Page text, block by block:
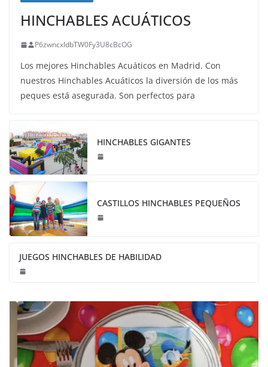
HINCHABLES ACUÁTICOS
P6zwncxIdbTW0Fy3U8cBcOG
Los mejores Hinchables Acuáticos en Madrid. Con
nuestros Hinchables Acuáticos la diversión de los más
peques está asegurada. Son perfectos para
HINCHABLES GIGANTES
CASTILLOS HINCHABLES PEQUEÑOS
JUEGOS HINCHABLES DE HABILIDAD